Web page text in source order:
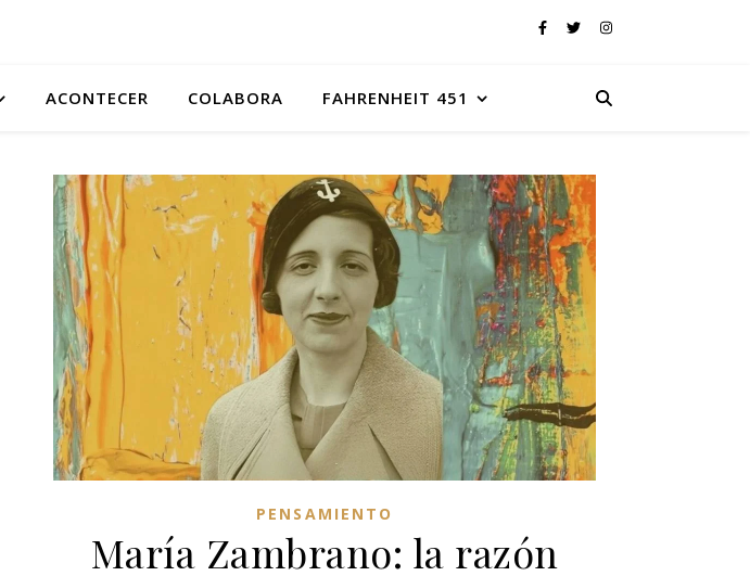
ACONTECER COLABORA FAHRENHEIT 451
PENSAMIENTO
María Zambrano: la razón